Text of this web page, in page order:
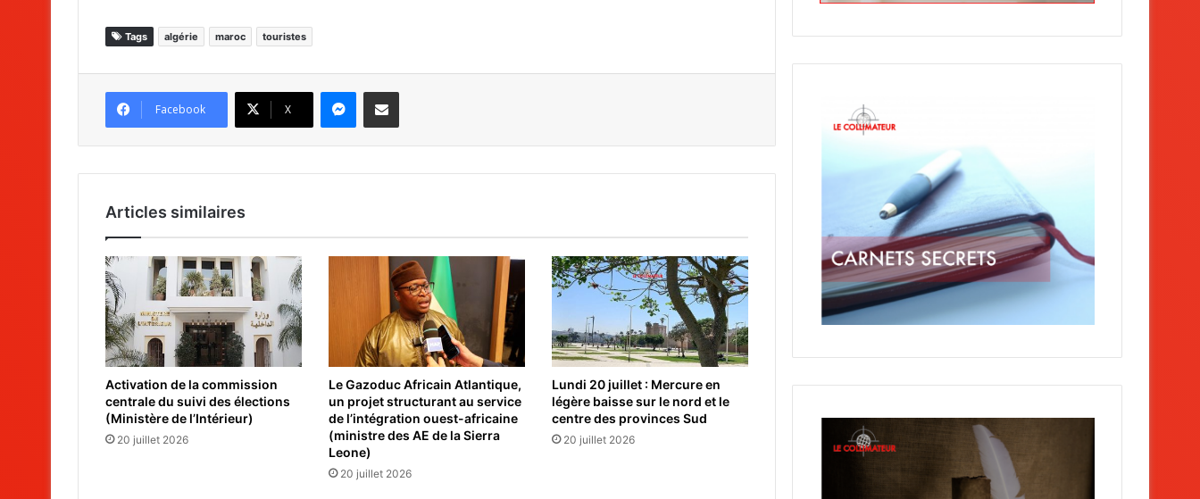
Tags algérie maroc touristes
Facebook X
Articles similaires
Activation de la commission
centrale du suivi des élections
(Ministère de l’Intérieur)
20 juillet 2026
Le Gazoduc Africain Atlantique,
un projet structurant au service
de l’intégration ouest-africaine
(ministre des AE de la Sierra
Leone)
20 juillet 2026
Lundi 20 juillet : Mercure en
légère baisse sur le nord et le
centre des provinces Sud
20 juillet 2026